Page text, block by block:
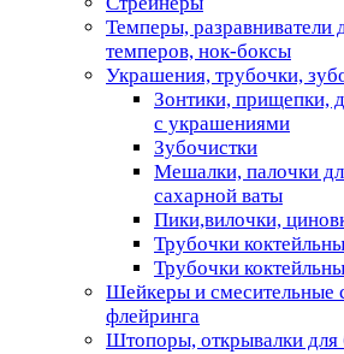
Темперы, разравниватели
темперов, нок-боксы
Украшения, трубочки,
Зонтики, прищепки,
с украшениями
Зубочистки
Мешалки, палочки
сахарной ваты
Пики,вилочки,
Трубочки
Трубочки
Шейкеры и смесительные
флейринга
Штопоры, открывалки для